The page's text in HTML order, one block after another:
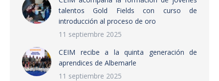
talentos Gold Fields con curso de
introducción al proceso de oro
11 septiembre 2025
CEIM recibe a la quinta generación de
aprendices de Albemarle
11 septiembre 2025